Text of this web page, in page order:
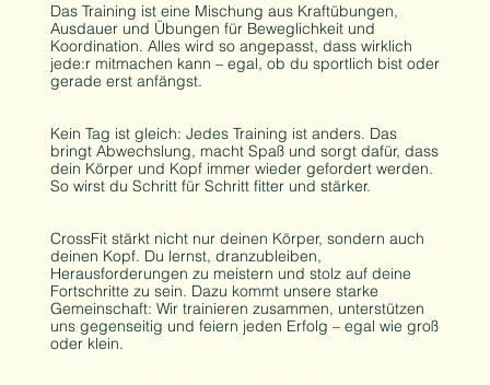
Das Training ist eine Mischung aus Kraftübungen,
Ausdauer und Übungen für Beweglichkeit und
Koordination. Alles wird so angepasst, dass wirklich
jede:r mitmachen kann – egal, ob du sportlich bist oder
gerade erst anfängst.
Kein Tag ist gleich: Jedes Training ist anders. Das
bringt Abwechslung, macht Spaß und sorgt dafür, dass
dein Körper und Kopf immer wieder gefordert werden.
So wirst du Schritt für Schritt fitter und stärker.
CrossFit stärkt nicht nur deinen Körper, sondern auch
deinen Kopf. Du lernst, dranzubleiben,
Herausforderungen zu meistern und stolz auf deine
Fortschritte zu sein. Dazu kommt unsere starke
Gemeinschaft: Wir trainieren zusammen, unterstützen
uns gegenseitig und feiern jeden Erfolg – egal wie groß
oder klein.